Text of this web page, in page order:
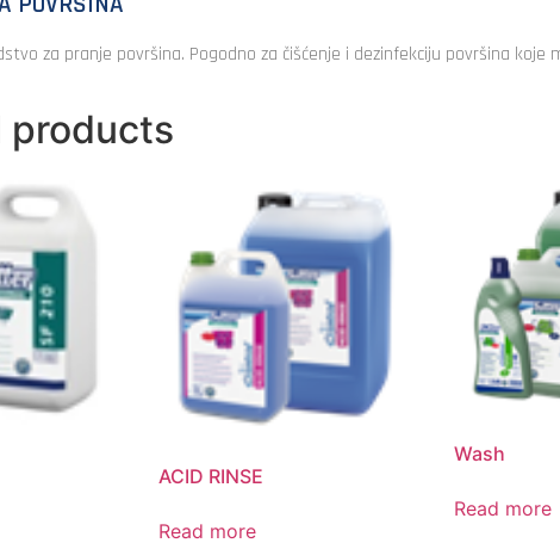
za pranje površina. Pogodno za čišćenje i dezinfekciju površina
products
ACID RINSE
Read more
Wash
Read more